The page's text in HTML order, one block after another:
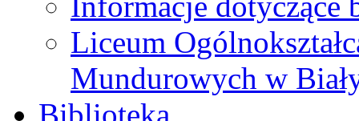
Liceum
Mundurowych w